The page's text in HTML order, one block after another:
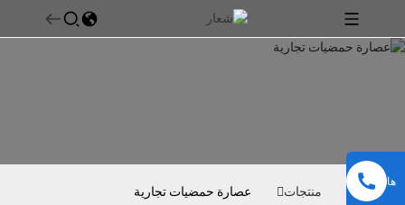
هاتف
بيت منتجات عصارة حمضيات تجارية